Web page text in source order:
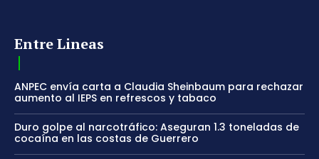
Entre Lineas
ANPEC envía carta a Claudia Sheinbaum para rechazar
aumento al IEPS en refrescos y tabaco
Duro golpe al narcotráfico: Aseguran 1.3 toneladas de
cocaína en las costas de Guerrero